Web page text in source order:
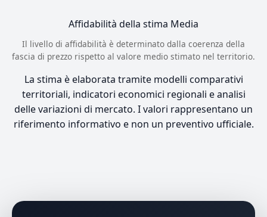
Affidabilità della stima Media
Il livello di affidabilità è determinato dalla coerenza della
fascia di prezzo rispetto al valore medio stimato nel territorio.
La stima è elaborata tramite modelli comparativi
territoriali, indicatori economici regionali e analisi
delle variazioni di mercato. I valori rappresentano un
riferimento informativo e non un preventivo ufficiale.